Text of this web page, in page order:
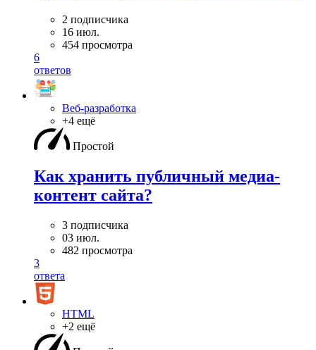
2 подписчика
16 июл.
454 просмотра
6
ответов
Веб-разработка
+4 ещё
Простой
Как хранить публичный медиа-
контент сайта?
3 подписчика
03 июл.
482 просмотра
3
ответа
HTML
+2 ещё